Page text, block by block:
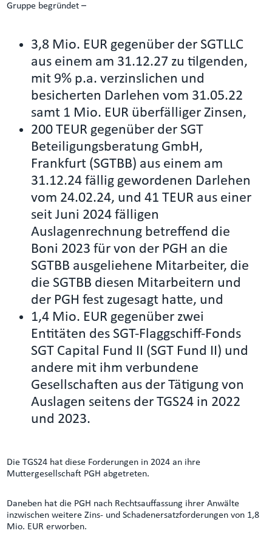
Gruppe begründet –
3,8 Mio. EUR gegenüber der SGTLLC
aus einem am 31.12.27 zu tilgenden,
mit 9% p.a. verzinslichen und
besicherten Darlehen vom 31.05.22
samt 1 Mio. EUR überfälliger Zinsen,
200 TEUR gegenüber der SGT
Beteiligungsberatung GmbH,
Frankfurt (SGTBB) aus einem am
31.12.24 fällig gewordenen Darlehen
vom 24.02.24, und 41 TEUR aus einer
seit Juni 2024 fälligen
Auslagenrechnung betreffend die
Boni 2023 für von der PGH an die
SGTBB ausgeliehene Mitarbeiter, die
die SGTBB diesen Mitarbeitern und
der PGH fest zugesagt hatte, und
1,4 Mio. EUR gegenüber zwei
Entitäten des SGT-Flaggschiff-Fonds
SGT Capital Fund II (SGT Fund II) und
andere mit ihm verbundene
Gesellschaften aus der Tätigung von
Auslagen seitens der TGS24 in 2022
und 2023.
Die TGS24 hat diese Forderungen in 2024 an ihre
Muttergesellschaft PGH abgetreten.
Daneben hat die PGH nach Rechtsauffassung ihrer Anwälte
inzwischen weitere Zins- und Schadenersatzforderungen von 1,8
Mio. EUR erworben.